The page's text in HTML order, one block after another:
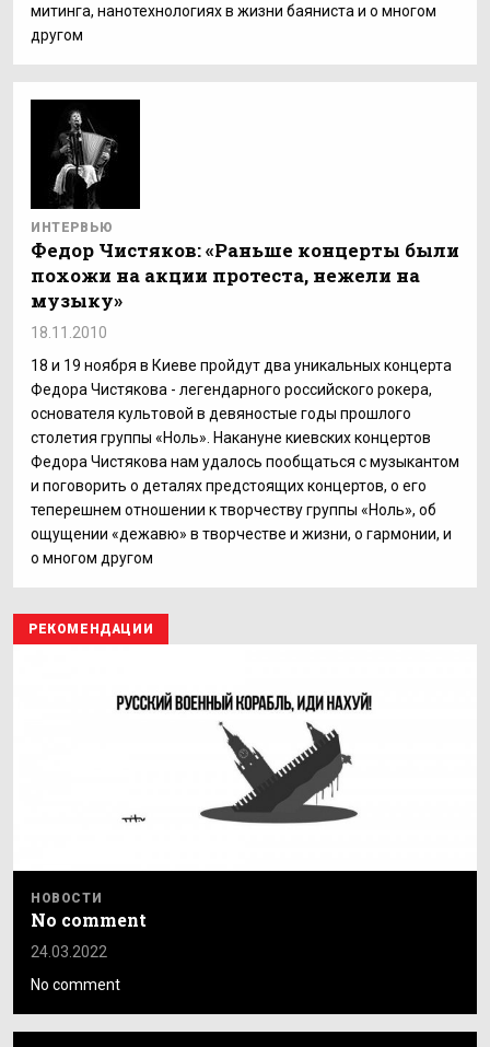
митинга, нанотехнологиях в жизни баяниста и о многом
другом
ИНТЕРВЬЮ
Федор Чистяков: «Раньше концерты были
похожи на акции протеста, нежели на
музыку»
18.11.2010
18 и 19 ноября в Киеве пройдут два уникальных концерта
Федора Чистякова - легендарного российского рокера,
основателя культовой в девяностые годы прошлого
столетия группы «Ноль». Накануне киевских концертов
Федора Чистякова нам удалось пообщаться с музыкантом
и поговорить о деталях предстоящих концертов, о его
теперешнем отношении к творчеству группы «Ноль», об
ощущении «дежавю» в творчестве и жизни, о гармонии, и
о многом другом
РЕКОМЕНДАЦИИ
НОВОСТИ
No comment
24.03.2022
No comment